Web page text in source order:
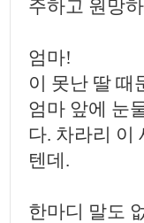
주하고 원망
엄마!
이 못난 딸 때
엄마 앞에 눈
다. 차라리 이
텐데.
한마디 말도